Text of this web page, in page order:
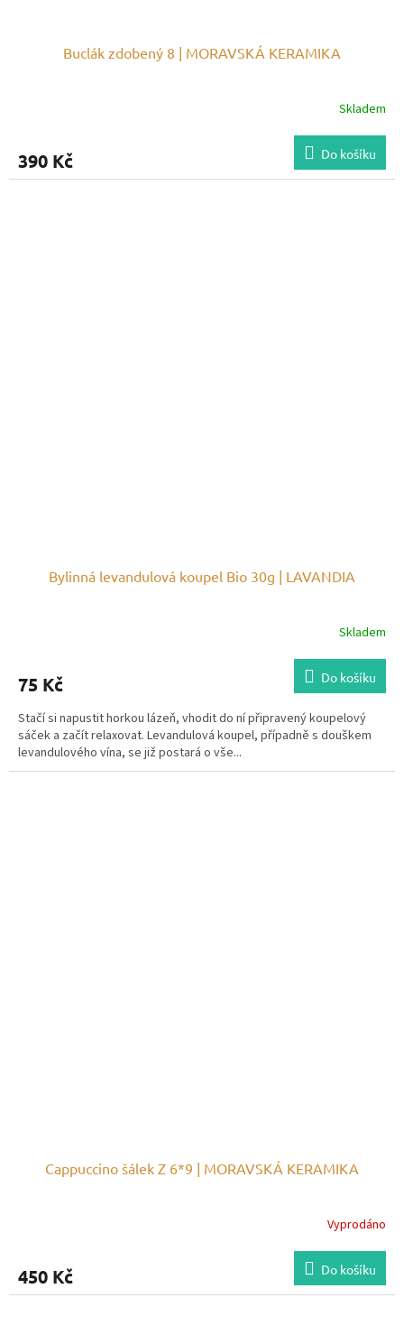
Buclák zdobený 8 | MORAVSKÁ KERAMIKA
Skladem
390 Kč Do košíku
Bylinná levandulová koupel Bio 30g | LAVANDIA
Skladem
75 Kč Do košíku
Stačí si napustit horkou lázeň, vhodit do ní připravený koupelový
sáček a začít relaxovat. Levandulová koupel, případně s douškem
levandulového vína, se již postará o vše...
Cappuccino šálek Z 6*9 | MORAVSKÁ KERAMIKA
Vyprodáno
450 Kč Do košíku